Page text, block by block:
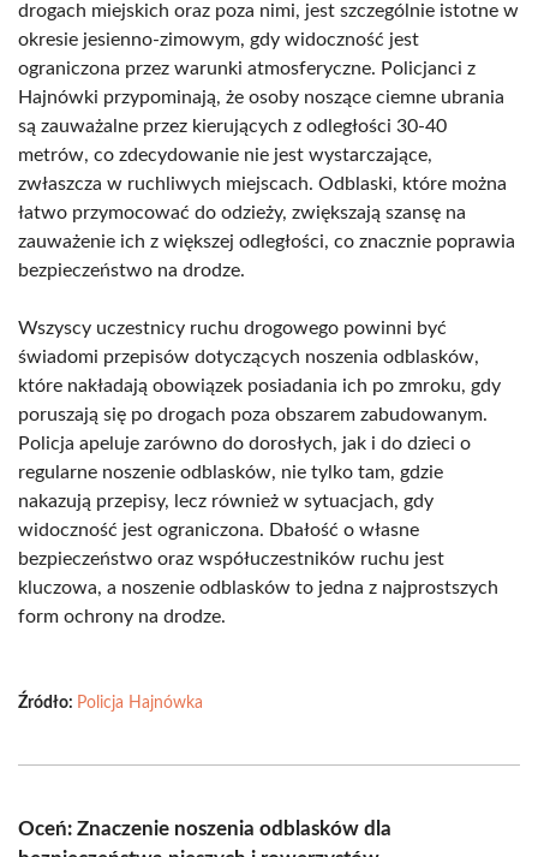
drogach miejskich oraz poza nimi, jest szczególnie istotne w
okresie jesienno-zimowym, gdy widoczność jest
ograniczona przez warunki atmosferyczne. Policjanci z
Hajnówki przypominają, że osoby noszące ciemne ubrania
są zauważalne przez kierujących z odległości 30-40
metrów, co zdecydowanie nie jest wystarczające,
zwłaszcza w ruchliwych miejscach. Odblaski, które można
łatwo przymocować do odzieży, zwiększają szansę na
zauważenie ich z większej odległości, co znacznie poprawia
bezpieczeństwo na drodze.
Wszyscy uczestnicy ruchu drogowego powinni być
świadomi przepisów dotyczących noszenia odblasków,
które nakładają obowiązek posiadania ich po zmroku, gdy
poruszają się po drogach poza obszarem zabudowanym.
Policja apeluje zarówno do dorosłych, jak i do dzieci o
regularne noszenie odblasków, nie tylko tam, gdzie
nakazują przepisy, lecz również w sytuacjach, gdy
widoczność jest ograniczona. Dbałość o własne
bezpieczeństwo oraz współuczestników ruchu jest
kluczowa, a noszenie odblasków to jedna z najprostszych
form ochrony na drodze.
Źródło: Policja Hajnówka
Oceń: Znaczenie noszenia odblasków dla